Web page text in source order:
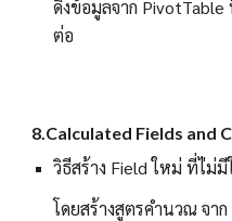
ดึงข้อมูลจาก
ต่อ
8.Calculated Fields and
วิธีสร้าง Field ใหม่ ที่ไ่ม่
โดยสร้างสูตรคำนวณ จา